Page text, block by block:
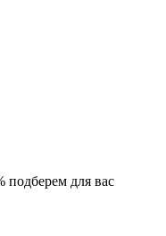
подберем для вас